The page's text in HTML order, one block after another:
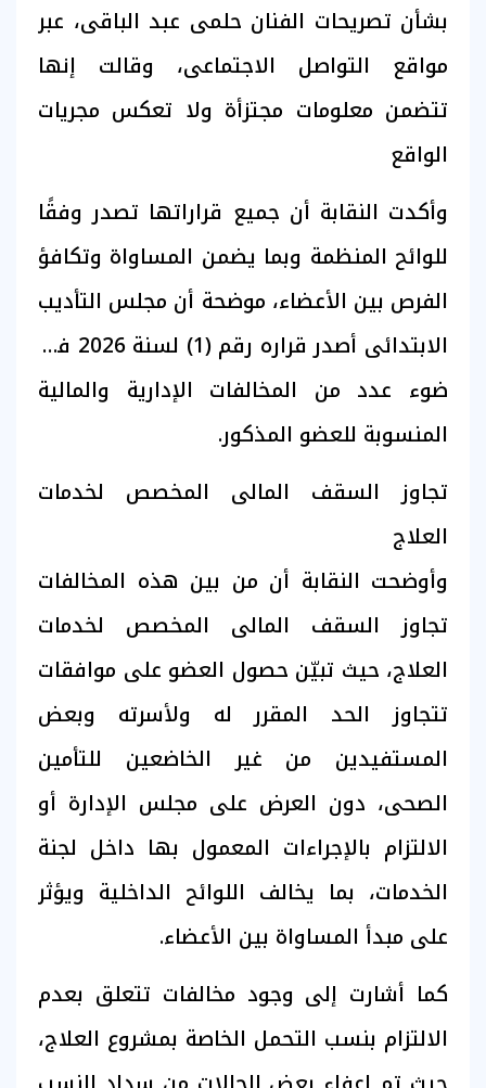
بشأن تصريحات الفنان حلمى عبد الباقى، عبر
مواقع التواصل الاجتماعى، وقالت إنها
تتضمن معلومات مجتزأة ولا تعكس مجريات
الواقع
وأكدت النقابة أن جميع قراراتها تصدر وفقًا
للوائح المنظمة وبما يضمن المساواة وتكافؤ
الفرص بين الأعضاء، موضحة أن مجلس التأديب
الابتدائى أصدر قراره رقم (1) لسنة 2026 فى
ضوء عدد من المخالفات الإدارية والمالية
المنسوبة للعضو المذكور.
تجاوز السقف المالى المخصص لخدمات
العلاج
وأوضحت النقابة أن من بين هذه المخالفات
تجاوز السقف المالى المخصص لخدمات
العلاج، حيث تبيّن حصول العضو على موافقات
تتجاوز الحد المقرر له ولأسرته وبعض
المستفيدين من غير الخاضعين للتأمين
الصحى، دون العرض على مجلس الإدارة أو
الالتزام بالإجراءات المعمول بها داخل لجنة
الخدمات، بما يخالف اللوائح الداخلية ويؤثر
على مبدأ المساواة بين الأعضاء.
كما أشارت إلى وجود مخالفات تتعلق بعدم
الالتزام بنسب التحمل الخاصة بمشروع العلاج،